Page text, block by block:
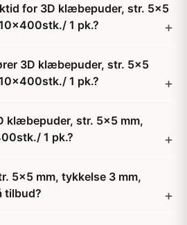
for 3D klæbepuder, str. 5x5
1 pk.?
3D klæbepuder, str. 5x5
1 pk.?
klæbepuder, str. 5x5 mm,
1 pk.?
5x5 mm, tykkelse 3 mm,
tilbud?